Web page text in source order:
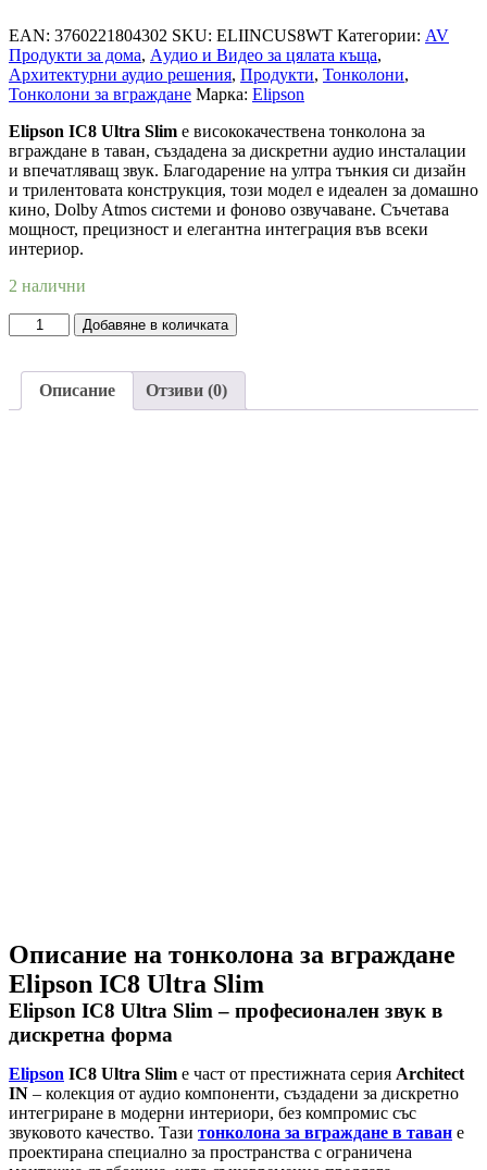
EAN: 3760221804302 SKU: ELIINCUS8WT Категории: AV
Продукти за дома, Aудио и Видео за цялата къща,
Архитектурни аудио решения, Продукти, Тонколони,
Тонколони за вграждане Марка: Elipson
Elipson IC8 Ultra Slim е висококачествена тонколона за
вграждане в таван, създадена за дискретни аудио инсталации
и впечатляващ звук. Благодарение на ултра тънкия си дизайн
и трилентовата конструкция, този модел е идеален за домашно
кино, Dolby Atmos системи и фоново озвучаване. Съчетава
мощност, прецизност и елегантна интеграция във всеки
интериор.
2 налични
Добавяне в количката
Описание Отзиви (0)
Описание на тонколона за вграждане
Elipson IC8 Ultra Slim
Elipson IC8 Ultra Slim – професионален звук в
дискретна форма
Elipson IC8 Ultra Slim е част от престижната серия Architect
IN – колекция от аудио компоненти, създадени за дискретно
интегриране в модерни интериори, без компромис със
звуковото качество. Тази тонколона за вграждане в таван е
проектирана специално за пространства с ограничена